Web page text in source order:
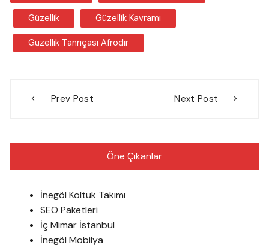
Güzellik Güzellik Kavramı
Güzellik Tanrıçası Afrodir
gezinmesi
Prev Post Next Post
Öne Çıkanlar
İnegöl Koltuk Takımı
SEO Paketleri
İç Mimar İstanbul
İnegöl Mobilya